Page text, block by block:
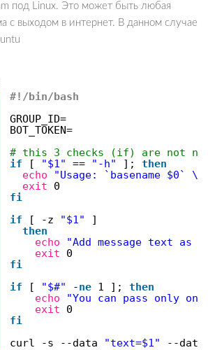
под Linux. Это может быть любая
с выходом в интернет. В данном случае
#!/bin/bash
GROUP_ID=
BOT_TOKEN=
# this 3 checks (if) are not
if
[ "$1" == "-h" ]; then
echo
"Usage: `basename $0`
exit
0
fi
if
[ -z "$1"
]
then
echo
"Add message text as
exit
0
fi
if
[ "$#" -ne 1 ]; then
echo
"You can pass only
exit
0
fi
curl -s --data
"text=$1" --